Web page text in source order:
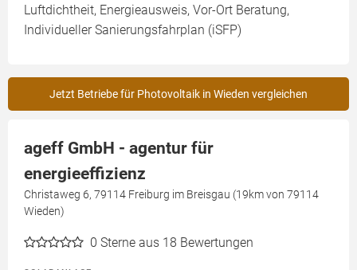
Luftdichtheit, Energieausweis, Vor-Ort Beratung,
Individueller Sanierungsfahrplan (iSFP)
Jetzt Betriebe für Photovoltaik in Wieden vergleichen
ageff GmbH - agentur für
energieeffizienz
Christaweg 6, 79114 Freiburg im Breisgau (19km von 79114
Wieden)
0 Sterne aus 18 Bewertungen